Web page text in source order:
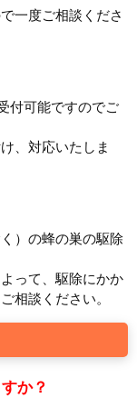
一度ご相談くださ
付可能ですのでご
、対応いたしま
）の蜂の巣の駆除
って、駆除にかか
相談ください。
か？